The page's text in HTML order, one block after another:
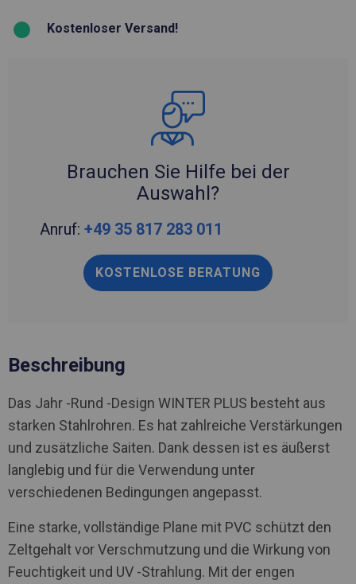
Kostenloser Versand!
Brauchen Sie Hilfe bei der
Auswahl?
Anruf: +49 35 817 283 011
KOSTENLOSE BERATUNG
Beschreibung
Das Jahr -Rund -Design WINTER PLUS besteht aus
starken Stahlrohren. Es hat zahlreiche Verstärkungen
und zusätzliche Saiten. Dank dessen ist es äußerst
langlebig und für die Verwendung unter
verschiedenen Bedingungen angepasst.
Eine starke, vollständige Plane mit PVC schützt den
Zeltgehalt vor Verschmutzung und die Wirkung von
Feuchtigkeit und UV -Strahlung. Mit der engen